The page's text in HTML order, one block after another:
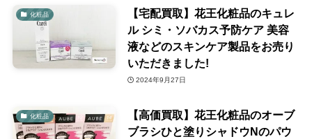
化粧品
【宅配買取】花王化粧品のキュレ
ル シミ・ソバカス予防ケア 美容
液などのスキンケア製品をお売り
いただきました!
2024年9月27日
化粧品
【高価買取】花王化粧品のオーブ
ブラシひと塗りシャドウNのパウ